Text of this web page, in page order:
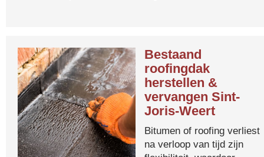
Bestaand
roofingdak
herstellen &
vervangen Sint-
Joris-Weert
Bitumen of roofing verliest
na verloop van tijd zijn